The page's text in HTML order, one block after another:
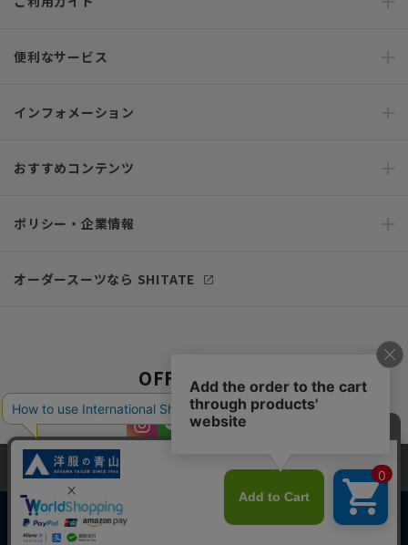
便利なサービス
インフォメーション
おすすめコンテンツ
ポリシー・企業情報
オーダースーツなら SHITATE
OFFICIAL SNS
当サイトでは、快適な閲覧体験とコンテンツ改善のためにCookieを使用
しています。閲覧を続けることで、Cookieの使用に同意したものとみな
します。詳細については